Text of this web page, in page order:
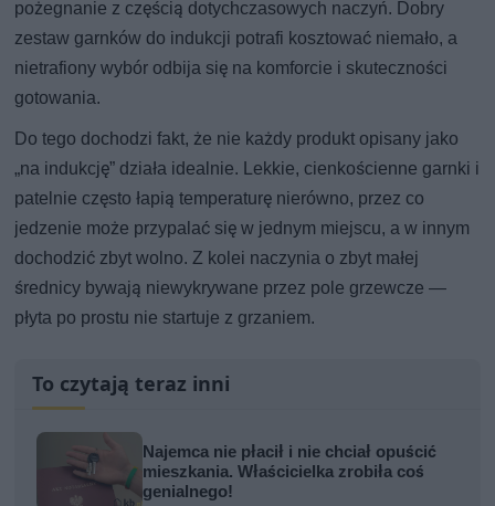
pożegnanie z częścią dotychczasowych naczyń. Dobry
zestaw garnków do indukcji potrafi kosztować niemało, a
nietrafiony wybór odbija się na komforcie i skuteczności
gotowania.
Do tego dochodzi fakt, że nie każdy produkt opisany jako
„na indukcję” działa idealnie. Lekkie, cienkościenne garnki i
patelnie często łapią temperaturę nierówno, przez co
jedzenie może przypalać się w jednym miejscu, a w innym
dochodzić zbyt wolno. Z kolei naczynia o zbyt małej
średnicy bywają niewykrywane przez pole grzewcze —
płyta po prostu nie startuje z grzaniem.
To czytają teraz inni
Najemca nie płacił i nie chciał opuścić
mieszkania. Właścicielka zrobiła coś
genialnego!